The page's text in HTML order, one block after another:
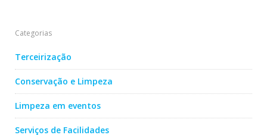
Categorias
Terceirização
Conservação e Limpeza
Limpeza em eventos
Serviços de Facilidades